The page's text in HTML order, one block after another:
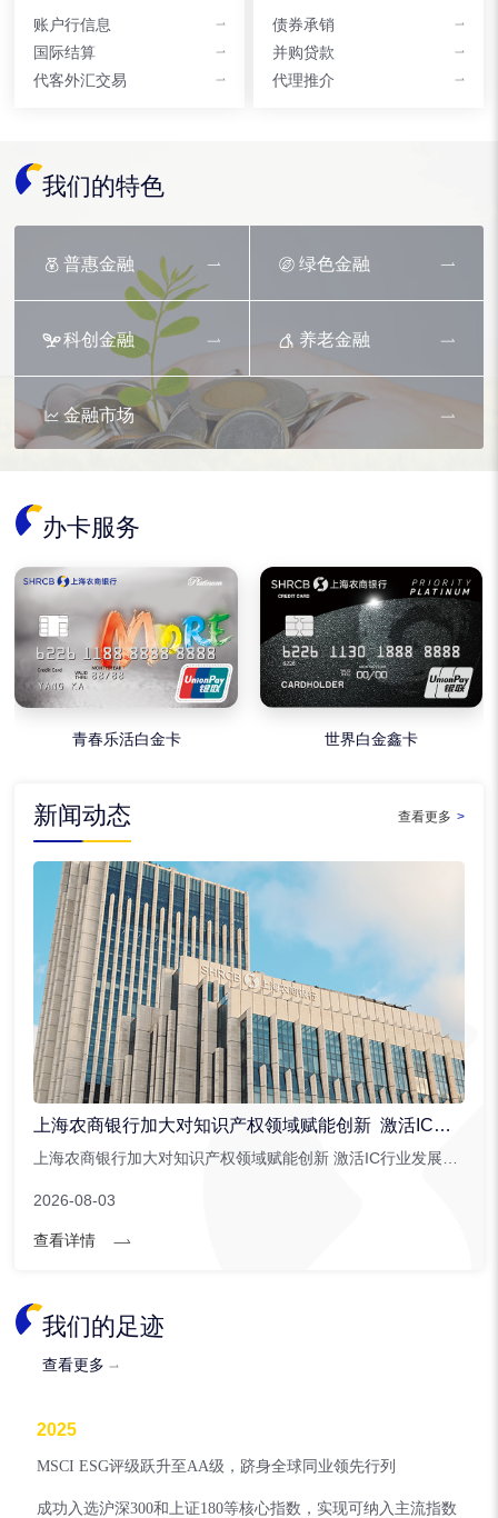
账户行信息
国际结算
代客外汇交易
债券承销
并购贷款
代理推介
我们的特色
普惠金融 绿色金融
科创金融 养老金融
金融市场
办卡服务
青春乐活白金卡 世界白金鑫卡
新闻动态 查看更多 >
上海农商银行加大对知识产权领域赋能创新 激活IC行业发展潜能
2026-08-03
查看详情
我们的足迹
查看更多
2025
MSCI ESG评级跃升至AA级，跻身全球同业领先行列
成功入选沪深300和上证180等核心指数，实现可纳入主流指数